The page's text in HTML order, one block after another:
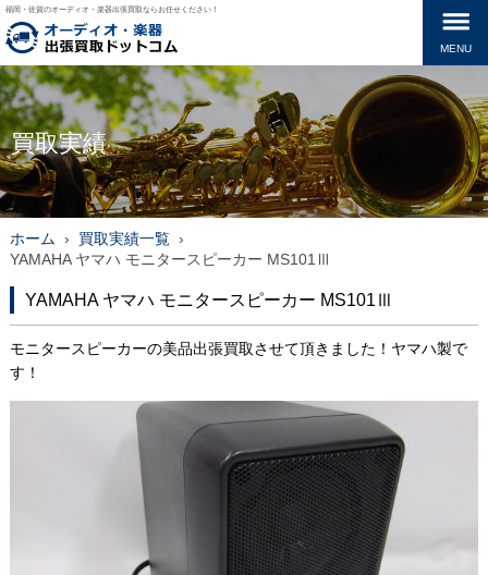
福岡・佐賀のオーディオ・楽器出張買取ならお任せください！
MENU
買取実績
ホーム › 買取実績一覧›
YAMAHA ヤマハ モニタースピーカー MS101Ⅲ
YAMAHA ヤマハ モニタースピーカー MS101Ⅲ
モニタースピーカーの美品出張買取させて頂きました！ヤマハ製で
す！